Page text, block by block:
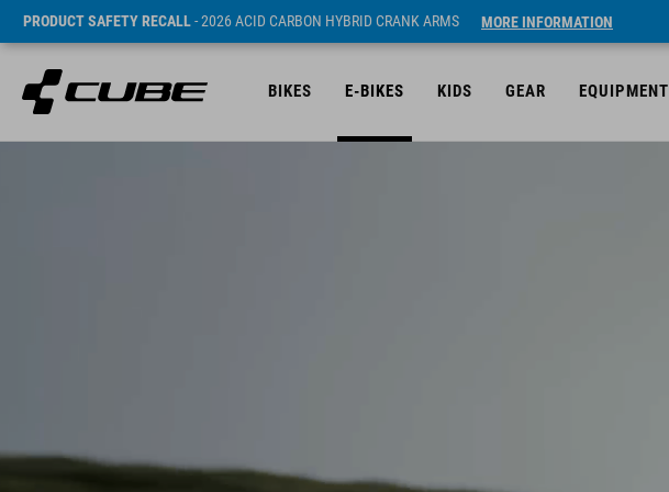
PRODUCT SAFETY RECALL- 2026 ACID CARBON HYBRID CRANK ARMS MORE INFORMATION
BIKES E-BIKES KIDS GEAR EQUIPMENT